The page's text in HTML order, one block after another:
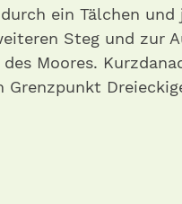
ein Tälchen
Steg und zur
Moores.